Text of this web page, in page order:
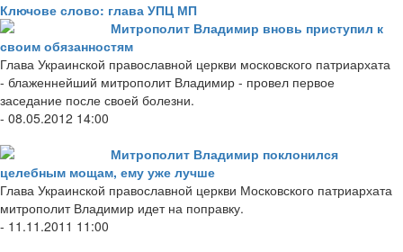
Ключове слово: глава УПЦ МП
Митрополит Владимир вновь приступил к
своим обязанностям
Глава Украинской православной церкви московского патриархата
- блаженнейший митрополит Владимир - провел первое
заседание после своей болезни.
- 08.05.2012 14:00
Митрополит Владимир поклонился
целебным мощам, ему уже лучше
Глава Украинской православной церкви Московского патриархата
митрополит Владимир идет на поправку.
- 11.11.2011 11:00